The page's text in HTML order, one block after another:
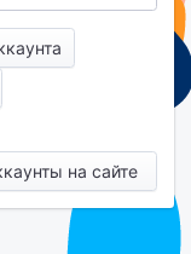
на сайте